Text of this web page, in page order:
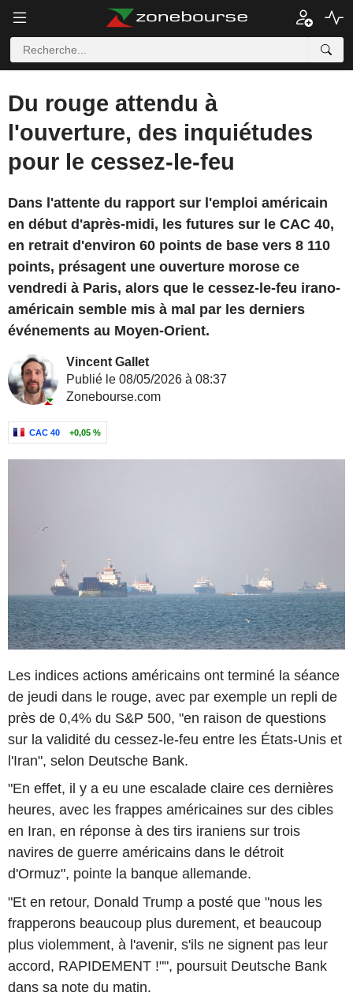
Du rouge attendu à
l'ouverture, des inquiétudes
pour le cessez-le-feu
Dans l'attente du rapport sur l'emploi américain
en début d'après-midi, les futures sur le CAC 40,
en retrait d'environ 60 points de base vers 8 110
points, présagent une ouverture morose ce
vendredi à Paris, alors que le cessez-le-feu irano-
américain semble mis à mal par les derniers
événements au Moyen-Orient.
Vincent Gallet
Publié le 08/05/2026 à 08:37
Zonebourse.com
CAC 40 +0,05 %
Les indices actions américains ont terminé la séance
de jeudi dans le rouge, avec par exemple un repli de
près de 0,4% du S&P 500, "en raison de questions
sur la validité du cessez-le-feu entre les États-Unis et
l'Iran", selon Deutsche Bank.
"En effet, il y a eu une escalade claire ces dernières
heures, avec les frappes américaines sur des cibles
en Iran, en réponse à des tirs iraniens sur trois
navires de guerre américains dans le détroit
d'Ormuz", pointe la banque allemande.
"Et en retour, Donald Trump a posté que "nous les
frapperons beaucoup plus durement, et beaucoup
plus violemment, à l'avenir, s'ils ne signent pas leur
accord, RAPIDEMENT !"", poursuit Deutsche Bank
dans sa note du matin.